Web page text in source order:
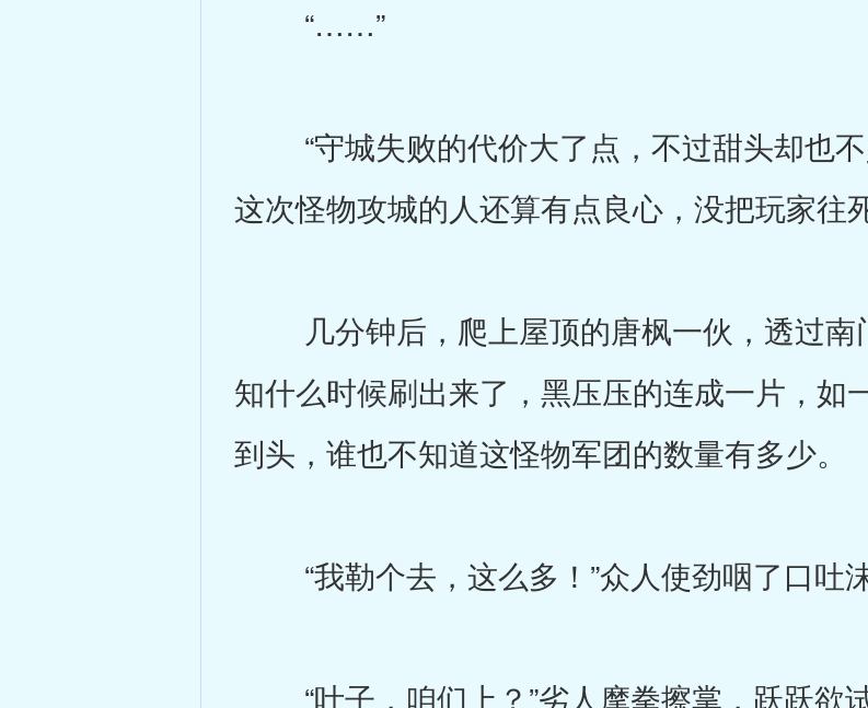
“……”
“守城失败的代价大了点，不过甜头却也不
这次怪物攻城的人还算有点良心，没把玩家往
几分钟后，爬上屋顶的唐枫一伙，透过南
知什么时候刷出来了，黑压压的连成一片，如
到头，谁也不知道这怪物军团的数量有多少。
“我勒个去，这么多！”众人使劲咽了口吐沫
“叶子，咱们上？”劣人摩拳擦掌，跃跃欲试